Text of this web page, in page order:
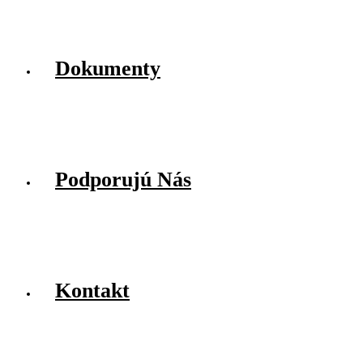
Dokumenty
Podporujú Nás
Kontakt